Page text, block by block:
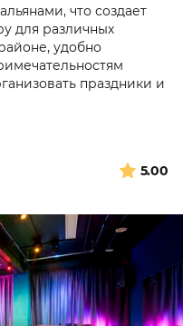
что создает
для различных
удобно
праздники и
5.00